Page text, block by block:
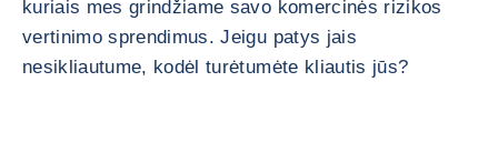
kuriais mes grindžiame savo komercinės rizikos
vertinimo sprendimus. Jeigu patys jais
nesikliautume, kodėl turėtumėte kliautis jūs?